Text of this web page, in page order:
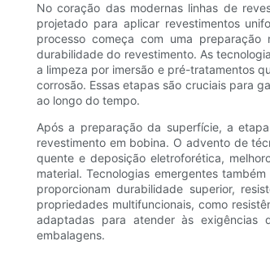
No coração das modernas linhas de
projetado para aplicar revestimentos
processo começa com uma
durabilidade do revestimento. As
a limpeza por imersão e pré-tratamentos
corrosão. Essas etapas são cruciais para
ao longo do tempo.
Após a preparação da superfície, a
revestimento em bobina. O advento de
quente e deposição eletroforética,
material. Tecnologias emergentes
proporcionam durabilidade superior,
propriedades multifuncionais, como
adaptadas para atender às
embalagens.